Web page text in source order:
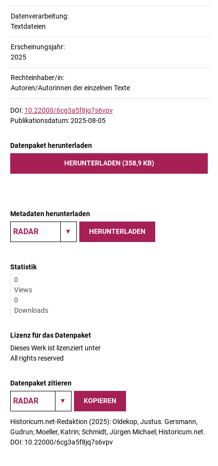
Datenverarbeitung:
Textdateien
Erscheinungsjahr:
2025
Rechteinhaber/in:
Autoren/Autorinnen der einzelnen Texte
DOI: 10.22000/6cg3a5f8jq7s6vpv
Publikationsdatum: 2025-08-05
Datenpaket herunterladen
HERUNTERLADEN (358,9 KB)
Metadaten herunterladen
HERUNTERLADEN
Statistik
0
Views
0
Downloads
Lizenz für das Datenpaket
Dieses Werk ist lizenziert unter
All rights reserved
Datenpaket zitieren
KOPIEREN
Historicum.net-Redaktion (2025): Oldekop, Justus. Gersmann,
Gudrun; Moeller, Katrin; Schmidt, Jürgen Michael; Historicum.net.
DOI: 10.22000/6cg3a5f8jq7s6vpv